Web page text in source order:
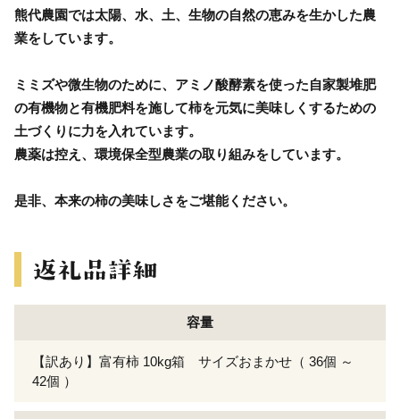
熊代農園では太陽、水、土、生物の自然の恵みを生かした農
業をしています。
ミミズや微生物のために、アミノ酸酵素を使った自家製堆肥
の有機物と有機肥料を施して柿を元気に美味しくするための
土づくりに力を入れています。
農薬は控え、環境保全型農業の取り組みをしています。
是非、本来の柿の美味しさをご堪能ください。
容量
【訳あり】富有柿 10kg箱 サイズおまかせ（ 36個 ～
42個 ）